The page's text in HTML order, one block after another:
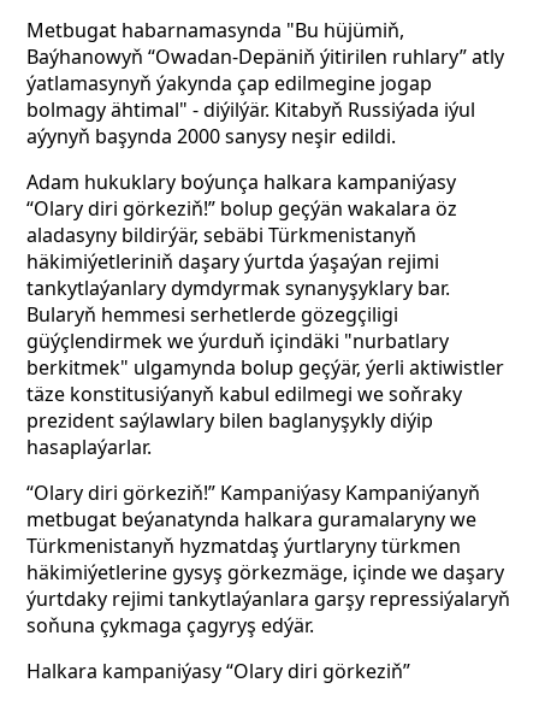
Metbugat habarnamasynda "Bu hüjümiň,
Baýhanowyň“Owadan-Depäniň ýitirilen ruhlary” atly
ýatlamasynyň ýakynda çap edilmegine jogap
bolmagy ähtimal" - diýilýär. Kitabyň Russiýada iýul
aýynyň başynda 2000 sanysy neşir edildi.
Adam hukuklary boýunça halkara kampaniýasy
“Olary diri görkeziň!” bolup geçýän wakalara öz
aladasyny bildirýär, sebäbi Türkmenistanyň
häkimiýetleriniň daşary ýurtda ýaşaýan rejimi
tankytlaýanlary dymdyrmak synanyşyklary bar.
Bularyň hemmesi serhetlerde gözegçiligi
güýçlendirmek we ýurduň içindäki "nurbatlary
berkitmek" ulgamynda bolup geçýär, ýerli aktiwistler
täze konstitusiýanyň kabul edilmegi we soňraky
prezident saýlawlary bilen baglanyşykly diýip
hasaplaýarlar.
“Olary diri görkeziň!” Kampaniýasy Kampaniýanyň
metbugat beýanatynda halkara guramalaryny we
Türkmenistanyň hyzmatdaş ýurtlaryny türkmen
häkimiýetlerine gysyş görkezmäge, içinde we daşary
ýurtdaky rejimi tankytlaýanlara garşy repressiýalaryň
soňuna çykmaga çagyryş edýär.
Halkara kampaniýasy “Olary diri görkeziň”